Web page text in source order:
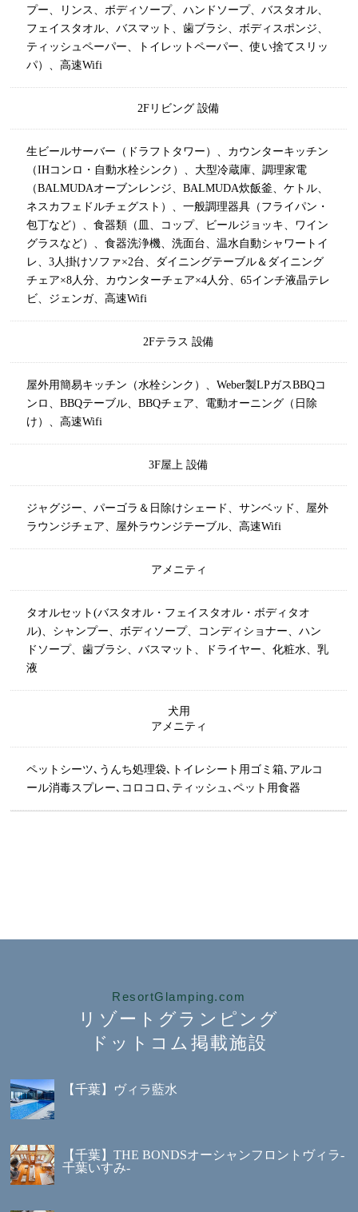
プー、リンス、ボディソープ、ハンドソープ、バスタオル、
フェイスタオル、バスマット、歯ブラシ、ボディスポンジ、
ティッシュペーパー、トイレットペーパー、使い捨てスリッ
パ）、高速Wifi
2Fリビング設備
生ビールサーバー（ドラフトタワー）、カウンターキッチン
（IHコンロ・自動水栓シンク）、大型冷蔵庫、調理家電
（BALMUDAオーブンレンジ、BALMUDA炊飯釜、ケトル、
ネスカフェドルチェグスト）、一般調理器具（フライパン・
包丁など）、食器類（皿、コップ、ビールジョッキ、ワイン
グラスなど）、食器洗浄機、洗面台、温水自動シャワートイ
レ、3人掛けソファ×2台、ダイニングテーブル＆ダイニング
チェア×8人分、カウンターチェア×4人分、65インチ液晶テレ
ビ、ジェンガ、高速Wifi
2Fテラス設備
屋外用簡易キッチン（水栓シンク）、Weber製LPガスBBQコ
ンロ、BBQテーブル、BBQチェア、電動オーニング（日除
け）、高速Wifi
3F屋上設備
ジャグジー、パーゴラ＆日除けシェード、サンベッド、屋外
ラウンジチェア、屋外ラウンジテーブル、高速Wifi
アメニティ
タオルセット(バスタオル・フェイスタオル・ボディタオ
ル)、シャンプー、ボディソープ、コンディショナー、ハン
ドソープ、歯ブラシ、バスマット、ドライヤー、化粧水、乳
液
犬用
アメニティ
ペットシーツ､うんち処理袋､トイレシート用ゴミ箱､アルコ
ール消毒スプレー､コロコロ､ティッシュ､ペット用食器
ResortGlamping.com
リゾートグランピング
ドットコム掲載施設
【千葉】ヴィラ藍水
【千葉】THE BONDSオーシャンフロントヴィラ-
千葉いすみ-